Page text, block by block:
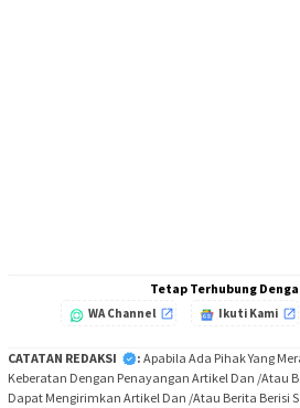
Tetap Terhubung
WA Channel Ikuti Kami
CATATAN REDAKSI : Apabila Ada Pihak Yang
Keberatan Dengan Penayangan Artikel Dan /Atau
Dapat Mengirimkan Artikel Dan /Atau Berita Berisi